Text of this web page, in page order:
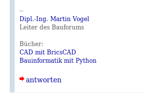
--
Dipl.-Ing. Martin Vogel
Leiter des Bauforums
Bücher:
CAD mit BricsCAD
Bauinformatik mit Python
antworten